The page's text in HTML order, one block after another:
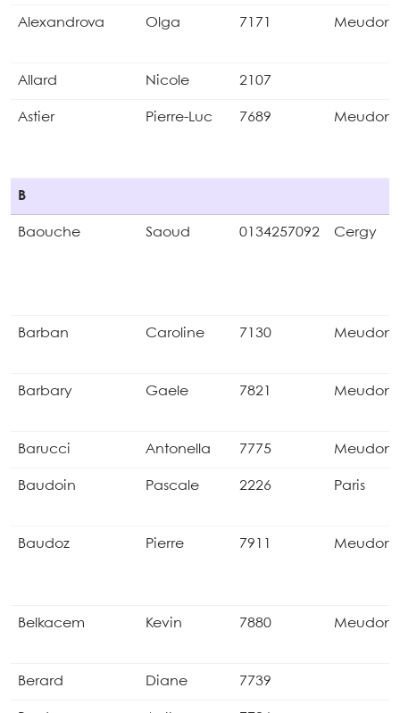
Alexandrova Olga 7171 Meudon
Allard Nicole 2107
Astier Pierre-Luc 7689 Meudon
B
Baouche Saoud 0134257092 Cergy
Barban Caroline 7130 Meudon
Barbary Gaele 7821 Meudon
Barucci Antonella 7775 Meudon
Baudoin Pascale 2226 Paris
Baudoz Pierre 7911 Meudon
Belkacem Kevin 7880 Meudon
Berard Diane 7739